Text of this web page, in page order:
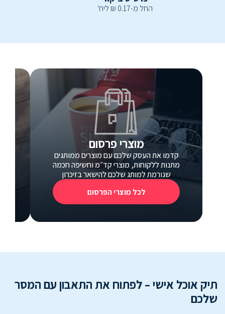
החל מ-0.17
₪ ליח'
מוצרי פרסום
קדמו את העסק שלכם עם מוצרים ממותגים
מתנות ללקוחות, מוצרי קד״מ וחשיפה חכמה
שגורמת למותג שלכם להישאר בזיכרון
לכל מוצרי הפרסום
תיק אוכל אישי – לפתוח את התאבון עם המסר
שלכם